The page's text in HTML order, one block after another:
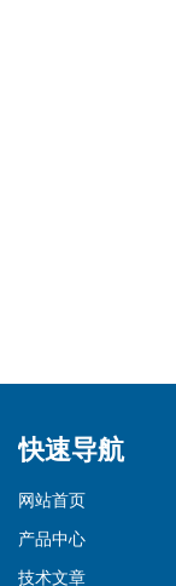
快速导航
网站首页
产品中心
技术文章